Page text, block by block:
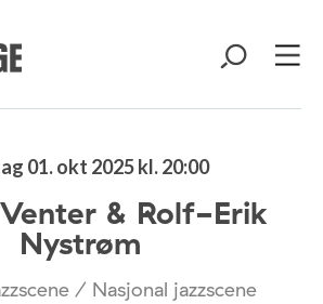
01. okt 2025 kl. 20:00
& Rolf-Erik
Nystrøm
/ Nasjonal jazzscene